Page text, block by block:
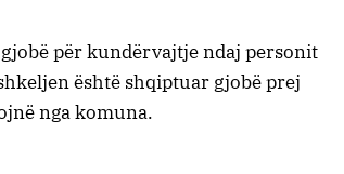
për kundërvajtje ndaj personit
është shqiptuar gjobë prej
nga komuna.